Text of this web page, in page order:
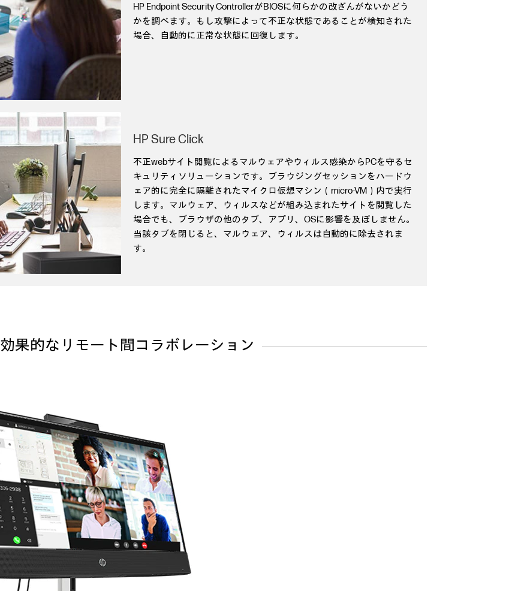
HP Endpoint Security ControllerがBIOSに何らかの改ざんがないかどう
かを調べます。もし攻撃によって不正な状態であることが検知された
場合、自動的に正常な状態に回復します。
HP Sure Click
不正webサイト閲覧によるマルウェアやウィルス感染からPCを守るセ
キュリティソリューションです。ブラウジングセッションをハードウ
ェア的に完全に隔離されたマイクロ仮想マシン（micro-VM）内で実行
します。マルウェア、ウィルスなどが組み込まれたサイトを閲覧した
場合でも、ブラウザの他のタブ、アプリ、OSに影響を及ぼしません。
当該タブを閉じると、マルウェア、ウィルスは自動的に除去されま
す。
効果的なリモート間 コラボレーション